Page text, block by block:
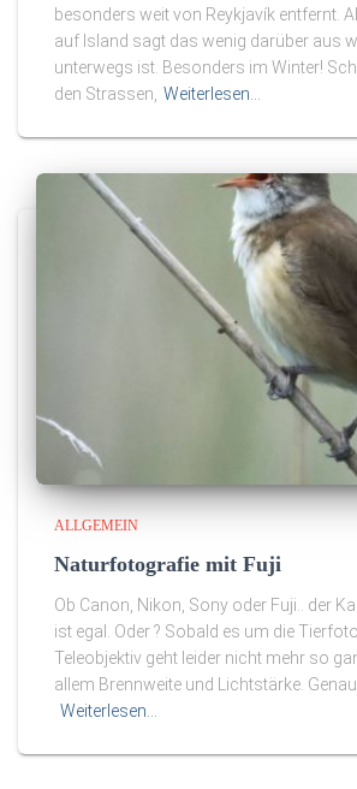
besonders weit von Reykjavík entfernt.
auf Island sagt das wenig darüber aus
unterwegs ist. Besonders im Winter!
den Strassen, Weiterlesen…
ALLGEMEIN
Naturfotografie mit Fuji
Ob Canon, Nikon, Sony oder Fuji.. der
ist egal. Oder ? Sobald es um die
Teleobjektiv geht leider nicht mehr so
allem Brennweite und Lichtstärke.
Weiterlesen…